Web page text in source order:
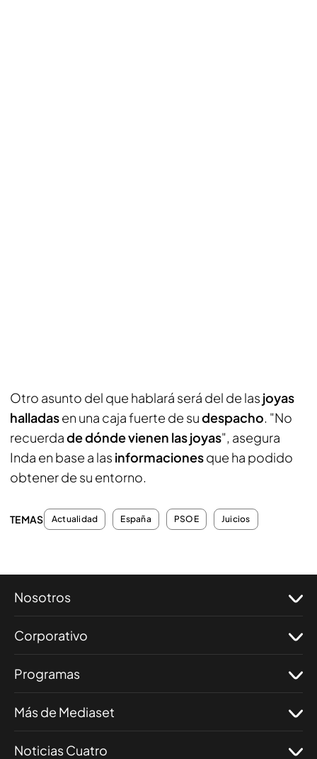
Otro asunto del que hablará será del de las joyas
halladasen una caja fuerte de sudespacho. "No
recuerdade dónde vienen las joyas", asegura
Inda en base a las informacionesque ha podido
obtener de su entorno.
TEMAS Actualidad España PSOE Juicios
Nosotros
Corporativo
Programas
Más de Mediaset
Noticias Cuatro